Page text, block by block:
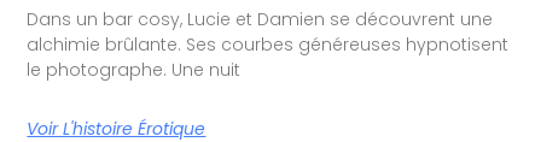
Dans un bar cosy, Lucie et Damien se découvrent une
alchimie brûlante. Ses courbes généreuses hypnotisent
le photographe. Une nuit
Voir L'histoire Érotique